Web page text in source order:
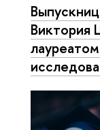
Виктория